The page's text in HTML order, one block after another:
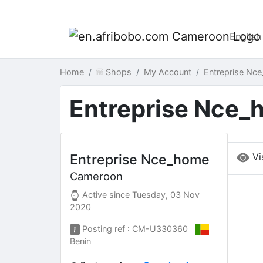
English
Home Shops My Account Entreprise
Entreprise
Entreprise Nce_home
Cameroon
Active sinceTuesday, 03 Nov
2020
Posting ref : CM-U330360
Benin